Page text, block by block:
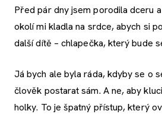
Před pár dny jsem porodila dceru
okolí mi kladla na srdce, abych si
další dítě – chlapečka, který bude
Já bych ale byla ráda, kdyby se o
člověk postarat sám. A ne, aby
holky. To je špatný přístup, který